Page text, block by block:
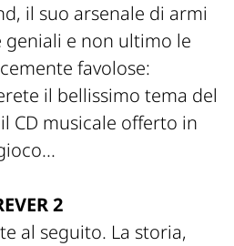
il suo arsenale di armi
e non ultimo le
favolose:
il bellissimo tema del
CD musicale offerto in
2
al seguito. La storia,